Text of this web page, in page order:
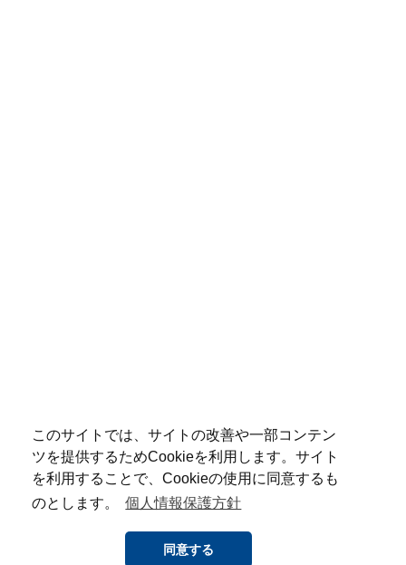
このサイトでは、サイトの改善や一部コンテン
ツを提供するためCookieを利用します。サイト
を利用することで、Cookieの使用に同意するも
のとします。
個人情報保護方針
同意する